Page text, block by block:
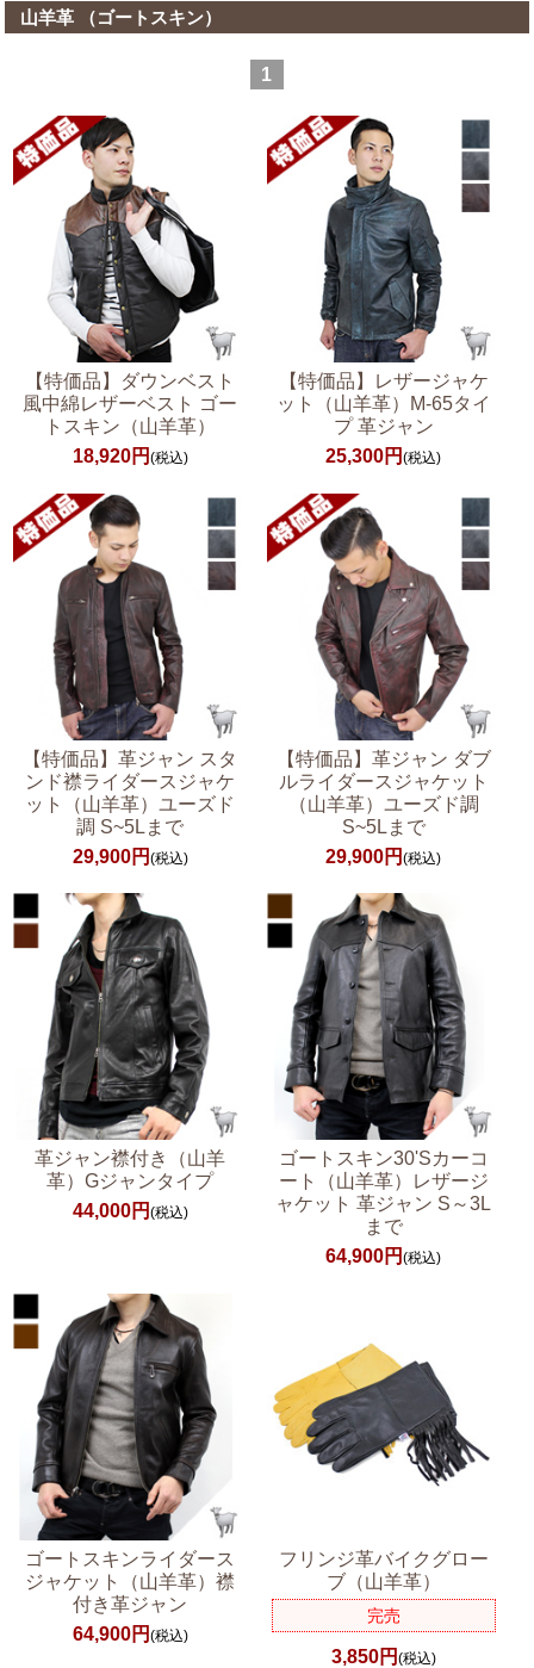
山羊革 （ゴートスキン）
1
【特価品】ダウンベスト
風中綿レザーベスト ゴー
トスキン（山羊革）
18,920円 (税込)
【特価品】レザージャケ
ット（山羊革）M-65タイ
プ 革ジャン
25,300円(税込)
【特価品】革ジャン スタ
ンド襟ライダースジャケ
ット（山羊革）ユーズド
調 S~5Lまで
29,900円 (税込)
【特価品】革ジャン ダブ
ルライダースジャケット
（山羊革）ユーズド調
S~5Lまで
29,900円(税込)
革ジャン襟付き（山羊
革）Gジャンタイプ
44,000円 (税込)
ゴートスキン30'Sカーコ
ート（山羊革）レザージ
ャケット 革ジャン S～3L
まで
64,900円(税込)
ゴートスキンライダース
ジャケット（山羊革）襟
付き革ジャン
64,900円 (税込)
フリンジ革バイクグロー
ブ（山羊革）
完売
3,850円 (税込)